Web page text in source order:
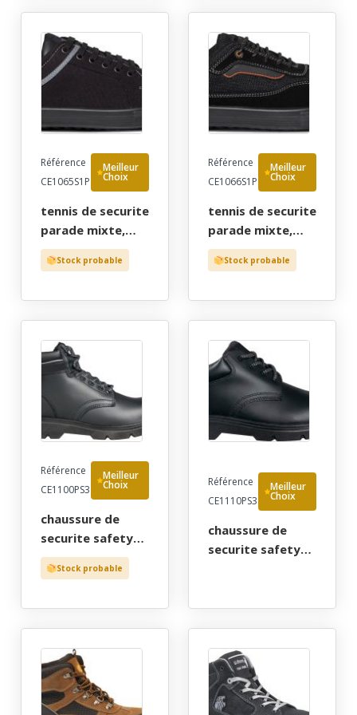
- 35/48
iso 20345 s1p src
- 36/48 "jaep"
Référence
CE1065S1P
Meilleur
Choix
tennis de securite
parade mixte,
pied sensible noir
canvas ultra-
iso 20345 s1p src
- 36/48 "jaep"
Stock probable
Référence
CE1066S1P
Meilleur
Choix
tennis de securite
parade mixte,
pied sensible noir
velours/mesh
iso 20345 s1p src
- 36/48 "jaep"
Stock probable
Référence
CE1100PS3
Meilleur
Choix
chaussure de
securite safety
jogger mixte,
tout terrain noir
20345 s3 src -
37/47
Stock probable
Référence
CE1110PS3
Meilleur
Choix
chaussure de
securite safety
bas cater, metal
free - ce en iso
20345 s3 src -
38/47